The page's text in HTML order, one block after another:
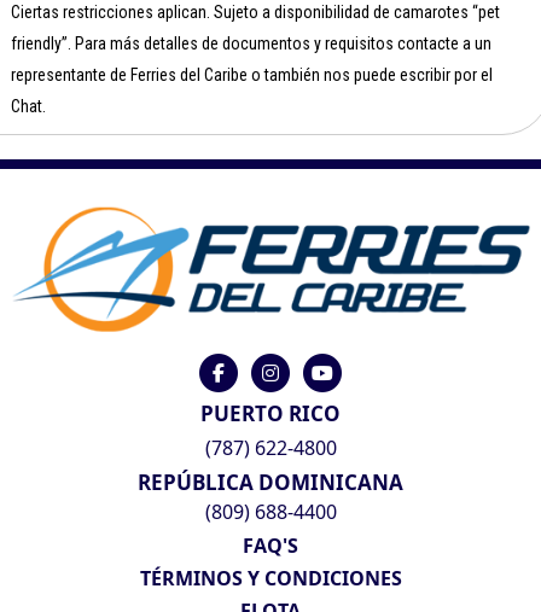
Ciertas restricciones aplican. Sujeto a disponibilidad de camarotes “pet
friendly”. Para más detalles de documentos y requisitos contacte a un
representante de Ferries del Caribe o también nos puede escribir por el
Chat.
PUERTO RICO
(787) 622-4800
REPÚBLICA DOMINICANA
(809) 688-4400
FAQ'S
TÉRMINOS Y CONDICIONES